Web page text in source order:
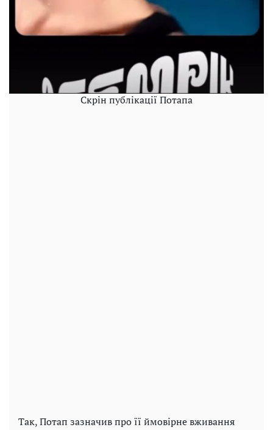
Скрін публікації Потапа
Так, Потап зазначив про її ймовірне вживання